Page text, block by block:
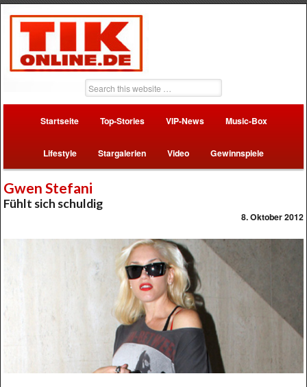
Startseite Top-Stories VIP-News Music-Box
Lifestyle Stargalerien Video Gewinnspiele
Gwen Stefani
Fühlt sich schuldig
8. Oktober 2012